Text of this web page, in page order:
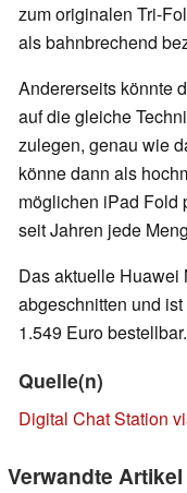
zum originalen Tri-
als bahnbrechend
Andererseits könnte
auf die gleiche
zulegen, genau wie
könne dann als
möglichen iPad Fold
seit Jahren jede
Das aktuelle Huawei
abgeschnitten und ist
1.549 Euro bestellbar.
Quelle(n)
Digital Chat Station
Verwandte Artikel